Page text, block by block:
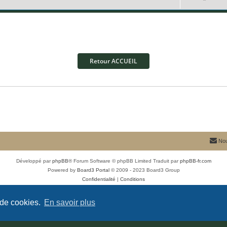
cookies. En savoir plus
e
o
é
Retour ACCUEIL
Développé parphpBB® Forum Software © phpBB Limited Traduit parphpBB-fr.com
Powered by Board3 Portal© 2009 - 2023 Board3 Group
Confidentialité | Conditions